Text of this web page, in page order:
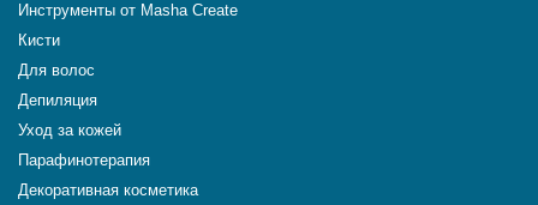
Инструменты от Masha Create
Кисти
Для волос
Депиляция
Уход за кожей
Парафинотерапия
Декоративная косметика